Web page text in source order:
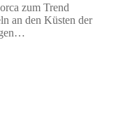
zum Trend
an den Küsten der